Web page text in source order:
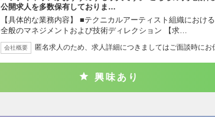
公開求人を多数保有しておりま…
【具体的な業務内容】 ■テクニカルアーティスト組織におけ
全般のマネジメントおよび技術ディレクション 【求…
会社概要 匿名求人のため、求人詳細につきましてはご面談時にお
興味あり